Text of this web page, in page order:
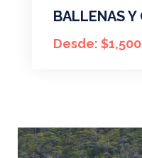
BALLENAS Y
Desde: